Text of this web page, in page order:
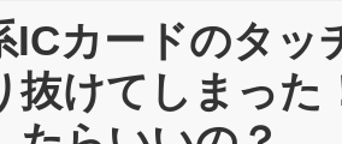
ICカードのタッ
抜けてしまった